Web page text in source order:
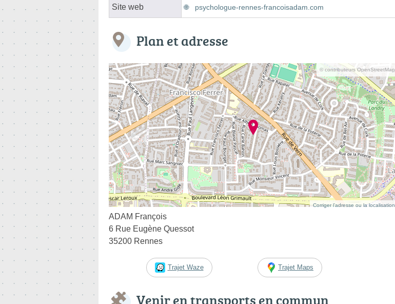
Site web psychologue-rennes-francoisadam.com
Plan et adresse
© contributeurs OpenStreetMap
Corriger l’adresse ou la localisation
ADAM François
6 Rue Eugène Quessot
35200 Rennes
Trajet Waze Trajet Maps
Venir en transports en commun